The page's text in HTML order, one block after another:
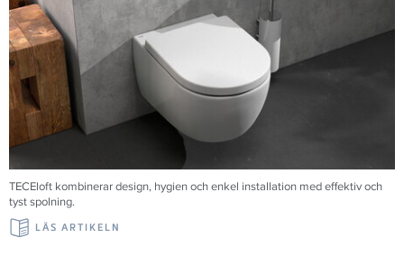
TECEloft kombinerar design, hygien och enkel installation med effektiv och
tyst spolning.
LÄS ARTIKELN